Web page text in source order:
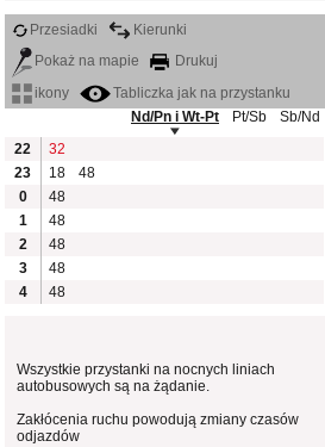
Przesiadki
Kierunki
Pokaż na mapie
Drukuj
ikony
Tabliczka jak na przystanku
Nd/Pn i Wt-Pt
Pt/Sb
Sb/Nd
22
32
23
18
48
0
48
1
48
2
48
3
48
4
48
Wszystkie przystanki na nocnych liniach
autobusowych są na żądanie.
Zakłócenia ruchu powodują zmiany czasów
odjazdów